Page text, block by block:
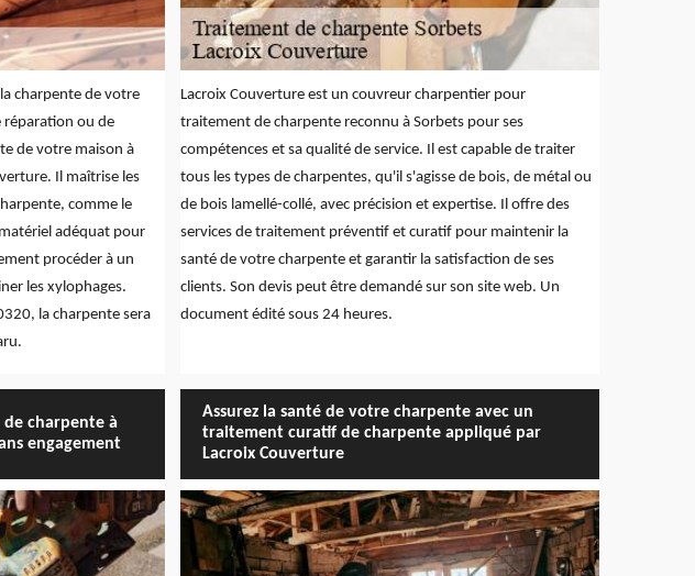
charpente de votre
réparation ou de
de votre maison à
Il maîtrise les
comme le
adéquat pour
procéder à un
les xylophages.
la charpente sera
Lacroix Couverture est un couvreur charpentier pour
traitement de charpente reconnu à Sorbets pour ses
compétences et sa qualité de service. Il est capable de traiter
tous les types de charpentes, qu'il s'agisse de bois, de métal ou
de bois lamellé-collé, avec précision et expertise. Il offre des
services de traitement préventif et curatif pour maintenir la
santé de votre charpente et garantir la satisfaction de ses
clients. Son devis peut être demandé sur son site web. Un
document édité sous 24 heures.
charpente à
engagement
Assurez la santé de votre charpente avec un
traitement curatif de charpente appliqué par
Lacroix Couverture